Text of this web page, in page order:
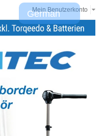
Mein Benutzerkonto